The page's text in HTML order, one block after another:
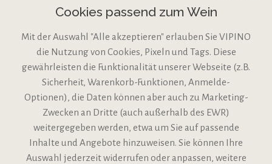
VIPINO Service
Informationen
Support
Cookies passend zum Wein
Mit der Auswahl "Alle akzeptieren" erlauben Sie VIPINO
die Nutzung von Cookies, Pixeln und Tags. Diese
gewährleisten die Funktionalität unserer Webseite (z.B.
Sicherheit, Warenkorb-Funktionen, Anmelde-
Optionen), die Daten können aber auch zu Marketing-
Zwecken an Dritte (auch außerhalb des EWR)
weitergegeben werden, etwa um Sie auf passende
Inhalte und Angebote hinzuweisen. Sie können Ihre
Auswahl jederzeit widerrufen oder anpassen, weitere